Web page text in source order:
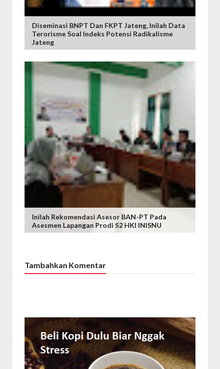
Diseminasi BNPT Dan FKPT Jateng, Inilah Data
Terorisme Soal Indeks Potensi Radikalisme
Jateng
Inilah Rekomendasi Asesor BAN-PT Pada
Asesmen Lapangan Prodi S2 HKI INISNU
Tambahkan Komentar